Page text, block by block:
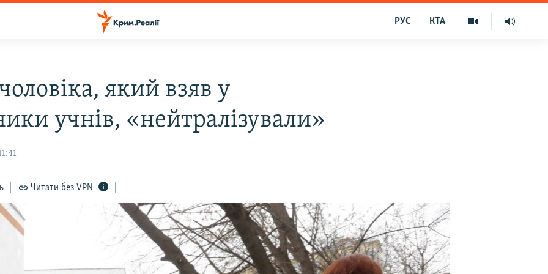
КТА
РУС
який взяв у
учнів, «нейтралізували»
Читати без VPN